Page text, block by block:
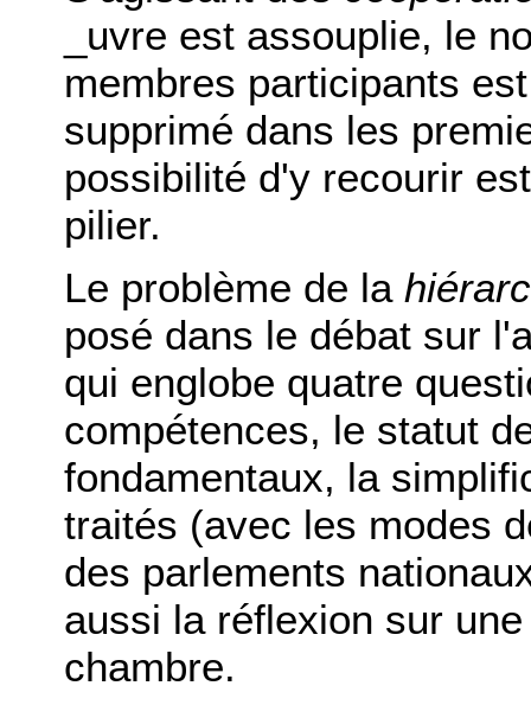
_uvre est assouplie, le
membres participants
supprimé dans les
possibilité d'y recourir
pilier.
Le problème de la
posé dans le débat sur
qui englobe quatre
compétences, le statut
fondamentaux, la
traités (avec les modes
des parlements
aussi la réflexion sur
chambre.